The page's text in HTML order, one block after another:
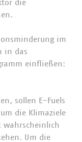
die
im
in das
einfließen:
sollen E-Fuels
die Klimaziele
wahrscheinlich
Um die